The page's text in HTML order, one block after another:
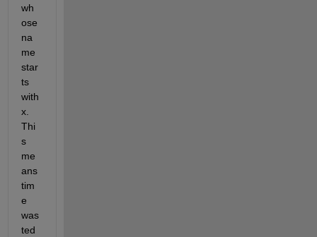
wh
ose
na
me
star
ts
with
x.
Thi
s
me
ans
tim
e
was
ted